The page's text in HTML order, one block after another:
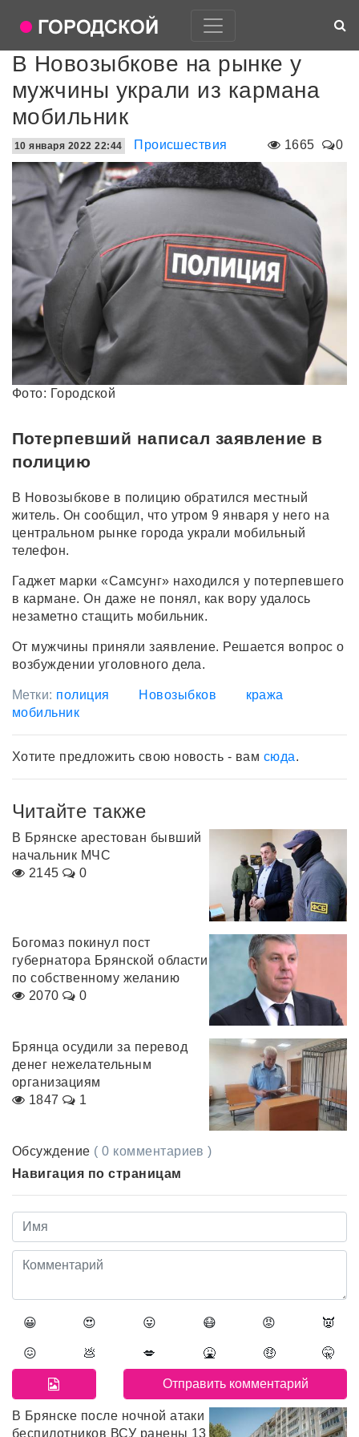
В Новозыбкове на рынке у
мужчины украли из кармана
мобильник
1665 0
10 января 2022 22:44 Происшествия
Фото: Городской
Потерпевший написал заявление в
полицию
В Новозыбкове в полицию обратился местный
житель. Он сообщил, что утром 9 января у него на
центральном рынке города украли мобильный
телефон.
Гаджет марки «Самсунг» находился у потерпевшего
в кармане. Он даже не понял, как вору удалось
незаметно стащить мобильник.
От мужчины приняли заявление. Решается вопрос о
возбуждении уголовного дела.
Метки: полиция Новозыбков
кража
мобильник
Хотите предложить свою новость - вам сюда.
Читайте также
В Брянске арестован бывший
начальник МЧС
2145
0
Богомаз покинул пост
губернатора Брянской области
по собственному желанию
2070
0
Брянца осудили за перевод
денег нежелательным
организациям
1847
1
Обсуждение ( 0 комментариев )
Навигация по страницам
😀 😍 😛 😷 😡 👿
😖 💩 💋 🤮 🤑 🤫
В Брянске после ночной атаки
беспилотников ВСУ ранены 13